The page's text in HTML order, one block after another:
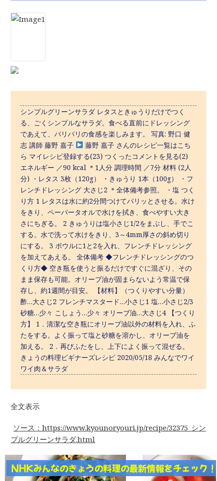
シンプルグリーンサラダ レタスときゅうりだけでつく
る、ごくシンプルなサラダ。食べる直前にドレッシング
であえて、パリパリの食感を楽しみます。 写真: 野口 健
志 講師 藤野 嘉子
藤野 嘉子 さんのレシピ一覧はこち
ら マイレシピ登録する(23) つくったコメントを見る(2)
エネルギー ／90 kcal ＊1人分 調理時間 ／7分 材料 (2人
分) ・レタス 3枚（120g） ・きゅうり 1本（100g） ・フ
レンチドレッシング 大さじ2 ＊全体備考参照。 ・塩 つく
り方 1 レタスは水に約2分間つけてパリッとさせる。水け
をきり、ペーパータオルで水けを拭き、食べやすい大き
さにちぎる。 2 きゅうりは塩小さじ1/2をまぶし、手でこ
する。水で洗って水けをきり、3～4mm厚さの斜め切り
にする。 3 ボウルに1と2を入れ、フレンチドレッシング
を加えてあえる。 全体備考 ◆フレンチドレッシングのつ
くり方◆ 空き瓶を使うと振るだけですぐに混ざり、その
まま保存も可能。オリーブ油が固まらないよう常温で保
存し、約1週間が目安。 【材料】（つくりやすい分量）
酢…大さじ2 フレンチマスタード…小さじ1 塩…小さじ2/3
砂糖…少々 こしょう…少々 オリーブ油…大さじ4 【つくり
方】 1．清潔な空き瓶にオリーブ油以外の材料を入れ、ふ
たをする。よく振って塩と砂糖を溶かし、オリーブ油を
加える。 2．再びふたをし、上下によく振って混ぜる。
きょうの料理ビギナーズレシピ 2020/05/18 みんなでワイ
ワイ肉＆サラダ
全文表示
ソース：https://www.kyounoryouri.jp/recipe/32375_シン
プルグリーンサラダ.html
NHKみんなのきょうの料理の最新情報をチェック